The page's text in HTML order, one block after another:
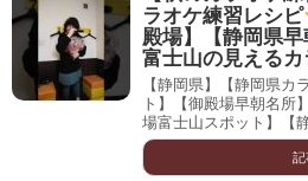
ラオケ練習レシピ
殿場】【静岡県
富士山の見えるカ
【静岡県】【静岡県カ
ト】【御殿場早朝名所
場富士山スポット】【
記